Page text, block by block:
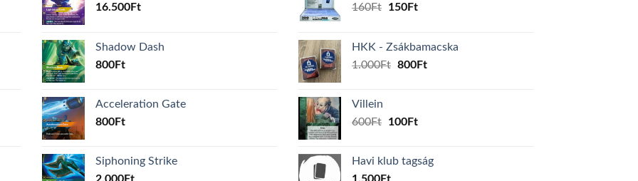
16.500Ft
Shadow Dash
800Ft
Acceleration Gate
800Ft
Siphoning Strike
160Ft
Original
160Ft.
150FtCurrent
150Ft.
HKK - Zsákbamacska
1.000Ft Original
800FtCurrent
Villein
600Ft
Original
600Ft.
100FtCurrent
100Ft.
Havi klub tagság